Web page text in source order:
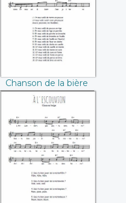
Chanson de la bière
Ah! Lambert, que
sais-tu donc faire